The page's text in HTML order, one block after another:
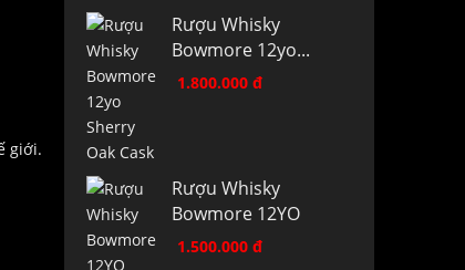
giới.
Rượu Whisky
Bowmore 12yo...
1.800.000 đ
Rượu Whisky
Bowmore 12YO
1.500.000 đ